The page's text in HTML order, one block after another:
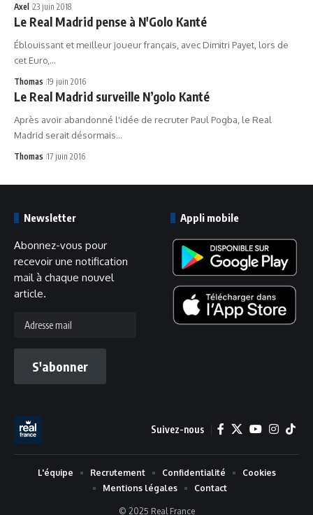
Axel 23 juin 2018
Le Real Madrid pense à N'Golo Kanté
Éblouissant et meilleur joueur français, avec Dimitri Payet, lors de
cet Euro,…
Thomas 19 juin 2016
Le Real Madrid surveille N’golo Kanté
Après avoir abandonné l'idée de recruter Paul Pogba, le Real
Madrid serait désormais…
Thomas 17 juin 2016
Newsletter
Abonnez-vous pour
recevoir une notification
mail à chaque nouvel
article.
mail
S'abonner
Appli mobile
Suivez-nous
© 2025 Real France
L'équipe Recrutement Confidentialité
Cookies
Mentions légales
Contact